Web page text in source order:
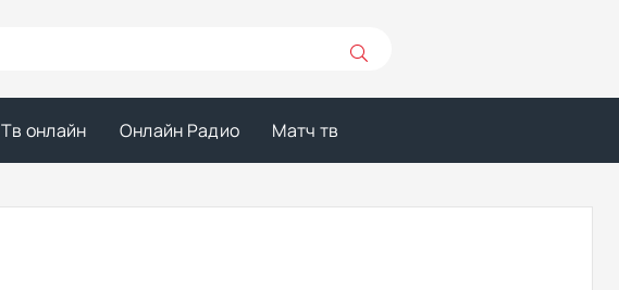
Тв онлайн Онлайн Радио Матч тв